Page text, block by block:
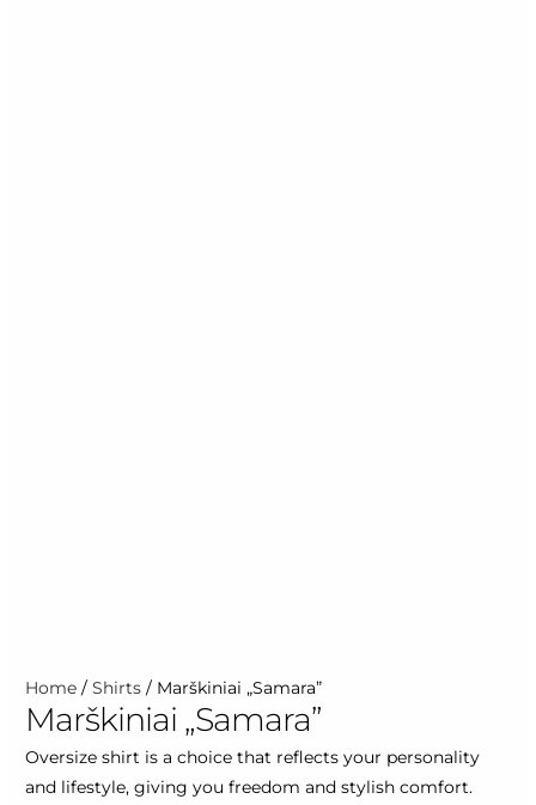
Home /Shirts / Marškiniai „Samara”
Marškiniai „Samara”
Oversize shirt is a choice that reflects your personality
and lifestyle, giving you freedom and stylish comfort.
Marškiniai
"Samara"
quantity